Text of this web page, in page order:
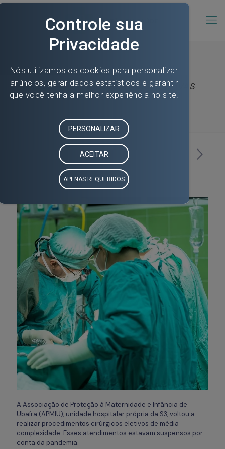
RETORNO DAS CIRURGIAS ELETIVAS
A Associação de Proteção à Maternidade e Infância de
Ubaíra (APMIU), unidade hospitalar própria da S3, voltou a
realizar procedimentos cirúrgicos eletivos de média
complexidade. Esses atendimentos estavam suspensos por
conta da pandemia.